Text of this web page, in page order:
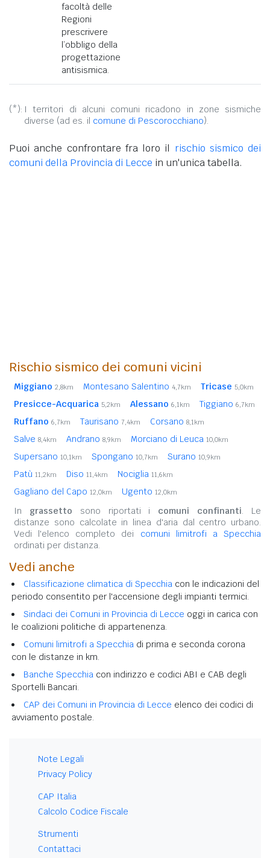
facoltà delle
Regioni
prescrivere
l’obbligo della
progettazione
antisismica.
(*): I territori di alcuni comuni ricadono in zone sismiche
diverse (ad es. il comune di Pescorocchiano).
Puoi anche confrontare fra loro il rischio sismico dei
comuni della Provincia di Lecce in un'unica tabella.
Rischio sismico dei comuni vicini
Miggiano 2,8km Montesano Salentino 4,7km Tricase 5,0km
Presicce-Acquarica 5,2km Alessano 6,1km Tiggiano 6,7km
Ruffano 6,7km Taurisano 7,4km Corsano 8,1km
Salve 8,4km Andrano 8,9km Morciano di Leuca 10,0km
Supersano 10,1km Spongano 10,7km Surano 10,9km
Patù 11,2km Diso 11,4km Nociglia 11,6km
Gagliano del Capo 12,0km Ugento 12,0km
In grassetto sono riportati i comuni confinanti. Le
distanze sono calcolate in linea d'aria dal centro urbano.
Vedi l'elenco completo dei comuni limitrofi a Specchia
ordinati per distanza.
Vedi anche
Classificazione climatica di Specchia con le indicazioni del
periodo consentito per l'accensione degli impianti termici.
Sindaci dei Comuni in Provincia di Lecce oggi in carica con
le coalizioni politiche di appartenenza.
Comuni limitrofi a Specchia di prima e seconda corona
con le distanze in km.
Banche Specchia con indirizzo e codici ABI e CAB degli
Sportelli Bancari.
CAP dei Comuni in Provincia di Lecce elenco dei codici di
avviamento postale.
Note Legali
Privacy Policy
CAP Italia
Calcolo Codice Fiscale
Strumenti
Contattaci